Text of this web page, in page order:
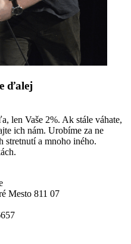
ďalej
len Vaše 2%. Ak stále váhate,
ich nám. Urobíme za ne
stretnutí a mnoho iného.
Mesto 811 07